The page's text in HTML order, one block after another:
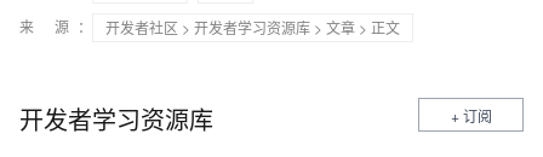
来 源：
开发者社区 > 开发者学习资源库 > 文章 > 正文
开发者学习资源库 + 订阅